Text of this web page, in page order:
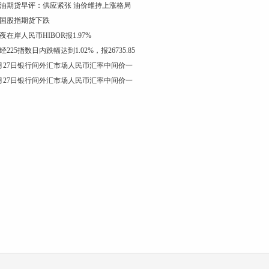
期货早评：供应紧张 油价维持上涨格局
股指期货下跌
在岸人民币HIBOR报1.97%
225指数日内跌幅达到1.02%，报26735.85
27日银行间外汇市场人民币汇率中间价一
27日银行间外汇市场人民币汇率中间价一